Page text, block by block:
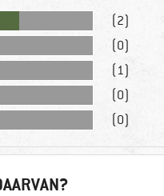
(2)
(0)
(1)
(0)
(0)